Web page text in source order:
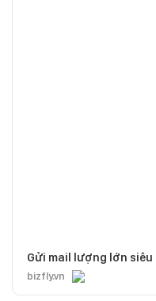
Gửi mail lượng lớn
bizfly.vn